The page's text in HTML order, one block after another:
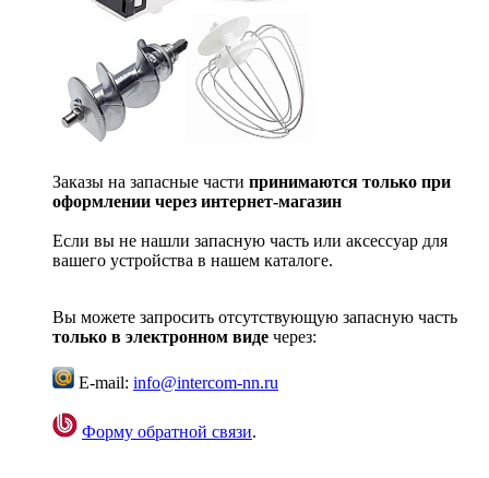
Заказы на запасные части принимаются только при
оформлении через интернет-магазин
Если вы не нашли запасную часть или аксессуар для
вашего устройства в нашем каталоге.
Вы можете запросить отсутствующую запасную часть
только в электронном виде через:
E-mail: info@intercom-nn.ru
Форму обратной связи.